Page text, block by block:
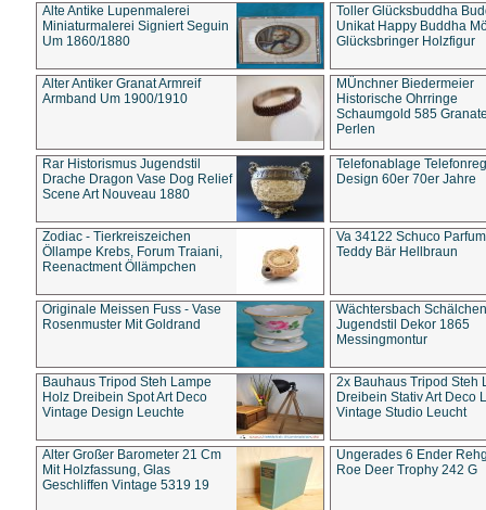
Alte Antike Lupenmalerei
Miniaturmalerei Signiert Seguin
Um 1860/1880
Toller Glücksbuddha
Unikat Happy Buddha
Glücksbringer Holzfigur
Alter Antiker Granat Armreif
Armband Um 1900/1910
MÜnchner Biedermeier
Historische Ohrringe
Schaumgold 585
Perlen
Rar Historismus Jugendstil
Drache Dragon Vase Dog Relief
Scene Art Nouveau 1880
Telefonablage
Design 60er 70er Jahre
Zodiac - Tierkreiszeichen
Öllampe Krebs, Forum Traiani,
Reenactment Öllämpchen
Va 34122 Schuco
Teddy Bär Hellbraun
Originale Meissen Fuss - Vase
Rosenmuster Mit Goldrand
Wächtersbach Schälchen
Jugendstil Dekor 1865
Messingmontur
Bauhaus Tripod Steh Lampe
Holz Dreibein Spot Art Deco
Vintage Design Leuchte
2x Bauhaus Tripod Steh
Dreibein Stativ Art Deco
Vintage Studio Leucht
Alter Großer Barometer 21 Cm
Mit Holzfassung, Glas
Geschliffen Vintage 5319 19
Ungerades 6 Ender
Roe Deer Trophy 242 G